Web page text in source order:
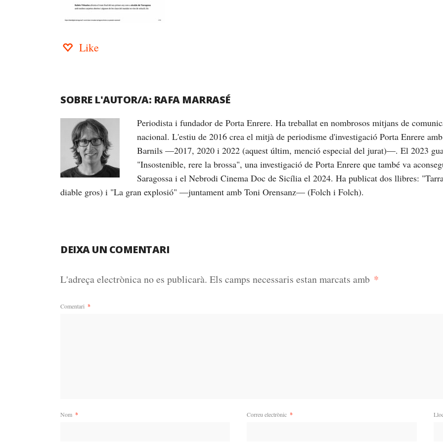
Like
SOBRE L'AUTOR/A: RAFA MARRASÉ
Periodista i fundador de Porta Enrere. Ha treballat en nombrosos mitjans de
nacional. L'estiu de 2016 crea el mitjà de periodisme d'investigació Porta Enrere
Barnils —2017, 2020 i 2022 (aquest últim, menció especial del jurat)—. El 2023
"Insostenible, rere la brossa", una investigació de Porta Enrere que també va
Saragossa i el Nebrodi Cinema Doc de Sicília el 2024. Ha publicat dos llibres:
diable gros) i "La gran explosió" —juntament amb Toni Orensanz— (Folch i Folch).
DEIXA UN COMENTARI
L'adreça electrònica no es publicarà. Els camps necessaris estan marcats amb *
Comentari *
Nom * Correu electrònic *